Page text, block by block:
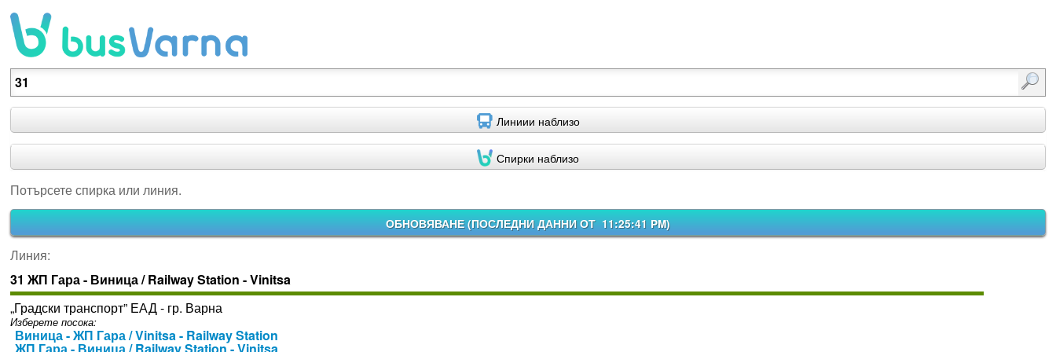
Потърсете спирка или линия.
Линиии наблизо
Спирки наблизо
Потърсете спирка или линия.
ОБНОВЯВАНЕ (ПОСЛЕДНИ ДАННИ ОТ 11:25:41 PM)
Линия:
31 ЖП Гара - Виница / Railway Station - Vinitsa
„Градски транспорт” ЕАД - гр. Варна
Изберете посока:
Виница - ЖП Гара / Vinitsa - Railway Station